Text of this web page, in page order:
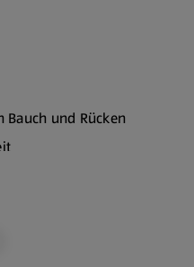
Bauch und Rücken